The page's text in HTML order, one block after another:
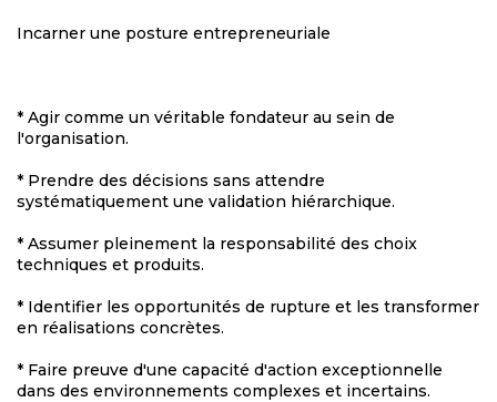
Incarner une posture entrepreneuriale
* Agir comme un véritable fondateur au sein de
l'organisation.
* Prendre des décisions sans attendre
systématiquement une validation hiérarchique.
* Assumer pleinement la responsabilité des choix
techniques et produits.
* Identifier les opportunités de rupture et les transformer
en réalisations concrètes.
* Faire preuve d'une capacité d'action exceptionnelle
dans des environnements complexes et incertains.